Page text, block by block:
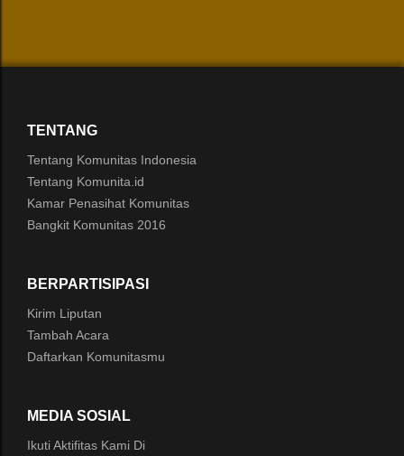
TENTANG
Tentang Komunitas Indonesia
Tentang Komunita.id
Kamar Penasihat Komunitas
Bangkit Komunitas 2016
BERPARTISIPASI
Kirim Liputan
Tambah Acara
Daftarkan Komunitasmu
MEDIA SOSIAL
Ikuti Aktifitas Kami Di